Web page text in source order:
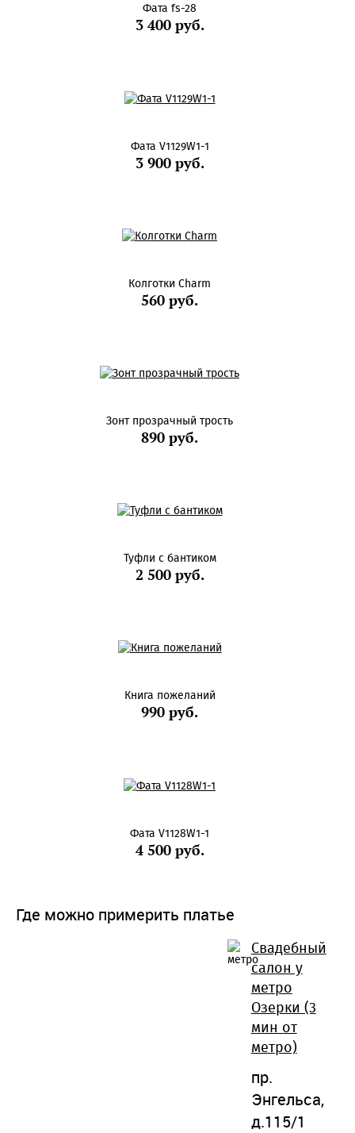
Фата fs-28
3 400 руб.
Фата V1129W1-1
3 900 руб.
Колготки Charm
560 руб.
Зонт прозрачный трость
890 руб.
Туфли с бантиком
2 500 руб.
Книга пожеланий
990 руб.
Фата V1128W1-1
4 500 руб.
Где можно примерить платье
Свадебный
салон у
метро
Озерки (3
мин от
метро)
пр.
Энгельса,
д.115/1